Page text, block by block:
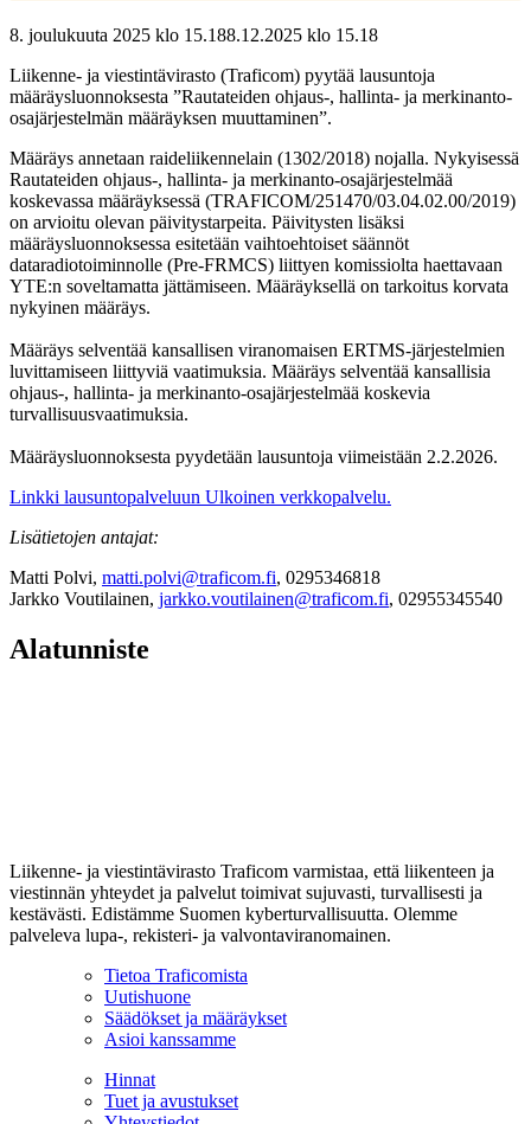
8. joulukuuta 2025 klo 15.188.12.2025 klo 15.18
Liikenne- ja viestintävirasto (Traficom) pyytää lausuntoja
määräysluonnoksesta ”Rautateiden ohjaus-, hallinta- ja merkinanto-
osajärjestelmän määräyksen muuttaminen”.
Määräys annetaan raideliikennelain (1302/2018) nojalla. Nykyisessä
Rautateiden ohjaus-, hallinta- ja merkinanto-osajärjestelmää
koskevassa määräyksessä (TRAFICOM/251470/03.04.02.00/2019)
on arvioitu olevan päivitystarpeita. Päivitysten lisäksi
määräysluonnoksessa esitetään vaihtoehtoiset säännöt
dataradiotoiminnolle (Pre-FRMCS) liittyen komissiolta haettavaan
YTE:n soveltamatta jättämiseen. Määräyksellä on tarkoitus korvata
nykyinen määräys.
Määräys selventää kansallisen viranomaisen ERTMS-järjestelmien
luvittamiseen liittyviä vaatimuksia. Määräys selventää kansallisia
ohjaus-, hallinta- ja merkinanto-osajärjestelmää koskevia
turvallisuusvaatimuksia.
Määräysluonnoksesta pyydetään lausuntoja viimeistään 2.2.2026.
Linkki lausuntopalveluun Ulkoinen verkkopalvelu.
Lisätietojen antajat:
Matti Polvi, matti.polvi@traficom.fi, 0295346818
Jarkko Voutilainen, jarkko.voutilainen@traficom.fi, 02955345540
Alatunniste
Liikenne- ja viestintävirasto Traficom varmistaa, että liikenteen ja
viestinnän yhteydet ja palvelut toimivat sujuvasti, turvallisesti ja
kestävästi. Edistämme Suomen kyberturvallisuutta. Olemme
palveleva lupa-, rekisteri- ja valvontaviranomainen.
Tietoa Traficomista
Uutishuone
Säädökset ja määräykset
Asioi kanssamme
Hinnat
Tuet ja avustukset